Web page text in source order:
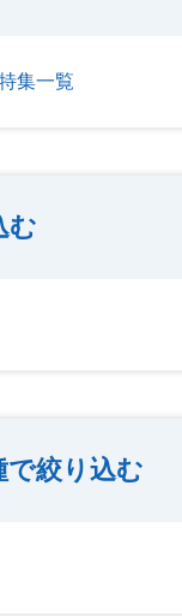
集一覧
む
絞り込む